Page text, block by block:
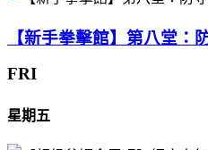
【新手拳擊館】第八堂：
FRI
星期五